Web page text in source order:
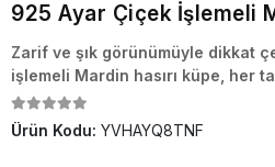
925 Ayar Çiçek İşlemeli
Zarif ve şık görünümüyle dikkat
işlemeli Mardin hasırı küpe, her
Ürün Kodu: YVHAYQ8TNF